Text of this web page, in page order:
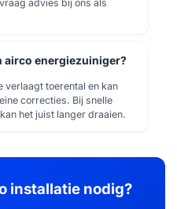
advies bij ons als
airco energiezuiniger?
verlaagt toerental en kan
correcties. Bij snelle
het juist langer draaien.
installatie nodig?